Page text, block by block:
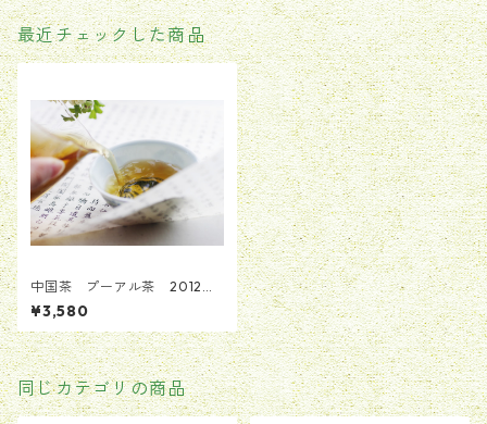
最近チェックした商品
中国茶 プーアル茶 2012年
布朗小喬木プーアル生茶 50
g
¥3,580
同じカテゴリの商品